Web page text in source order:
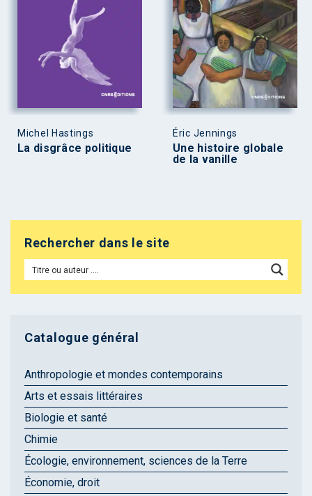
Michel Hastings
La disgrâce politique
Éric Jennings
Une histoire globale
de la vanille
Rechercher dans le site
Catalogue général
Anthropologie et mondes contemporains
Arts et essais littéraires
Biologie et santé
Chimie
Écologie, environnement, sciences de la Terre
Économie, droit